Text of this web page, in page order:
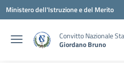
Vai ai contenuti
Vai al menu di navigazione
Vai al footer
Ministero dell'Istruzione e del Merito
Convitto Nazionale
Giordano Bruno